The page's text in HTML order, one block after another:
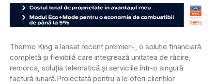
Thermo King a lansat recent premier+, o soluție financiară
completă și flexibilă care integrează unitatea de răcire,
remorca, soluția telematică și serviciile într-o singură
factură lunară.Proiectată pentru a le oferi clienților